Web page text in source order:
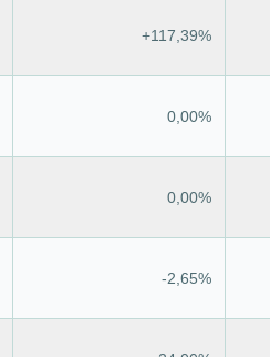
+117,39%
0,00%
0,00%
-2,65%